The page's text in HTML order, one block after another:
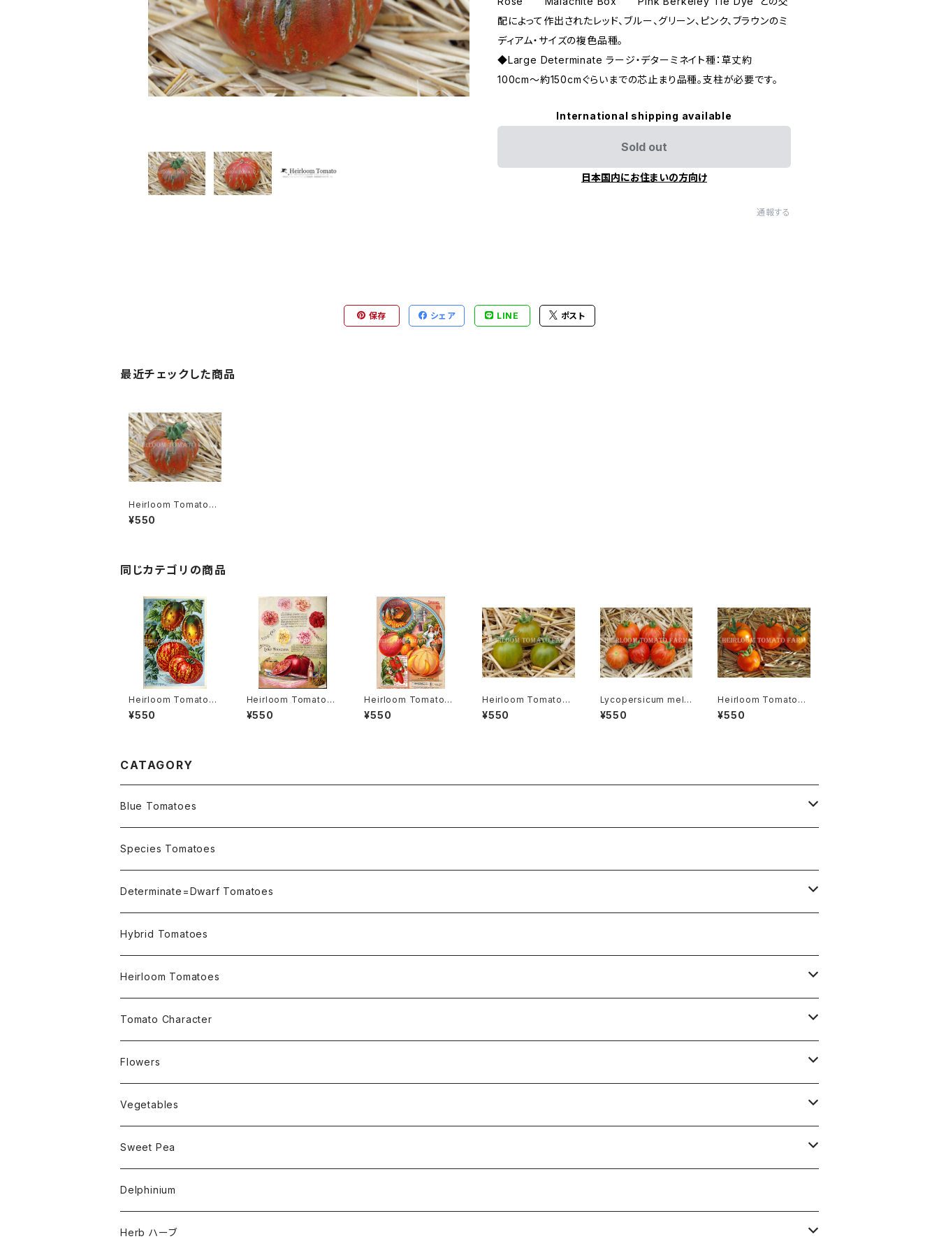
配によって作出されたレッド、ブルー、グリーン、ピンク、ブラウンのミ
ディアム・サイズの複色品種。
◆Large Determinate ラージ・デターミネイト種：草丈約
100cm〜約150cmぐらいまでの芯止まり品種。支柱が必要です。
International shipping available
Sold out
日本国内にお住まいの方向け
通報する
保存 シェア LINE ポスト
最近チェックした商品
Heirloom Tomato®
Uptown Funk エアル
ーム・トマト・アップタウ
¥550
同じカテゴリの商品
Heirloom Tomato®
Diadem エアルーム・ト
マト・ダイアデム
¥550
Heirloom Tomato®
Bond's Early Minne
sota エアルーム・トマ
¥550
Heirloom Tomato®
Sumatra Fig エアルー
ム・トマト・スマトラ・フィ
¥550
Heirloom Tomato®
Gru Vee エアルーム・
トマト・グルー・ビーGR-
¥550
Lycopersicum mela
nocarpa リコペルシコ
ン・ メラノカルパ Speci
¥550
Heirloom Tomato®
AAA Sweet エアルー
ム・トマト・AAA・スイー
¥550
CATAGORY
Blue Tomatoes
OSU INDIGO Series
Not OSU Blue Tomatoes
Species Tomatoes
Determinate=Dwarf Tomatoes
Micro Determinate 10cm~30cm
Small Determinate 30cm~50cm
Medium Determinate 50~100cm
Large Determinate 100~150cm
Semi Indeterminate ~150cm
Hybrid Tomatoes
Heirloom Tomatoes
Amber Heirloom Tomatoes
Bi-Color Heirloom Tomatoes
Black Heirloom Tomatoes
Colorful Heirloom Tomatoes
Crimson Heirloom Tomatoes
Golden Heirloom Tomato
Tomato Character
Culinary Uses
For Canning
For Dry
Disease Resistance
Alternaria Blight
Alternaria Stem Canker
Disorders Resitance
Cold 耐寒性
Cracking 裂果
Flesh or Inside
Beefsteak Flesh
Fruits Shape
Flowers
Nasturtium・ナスターチウム
Vegetables
Amaranthus・アマランサス
Artichoke・アーチチョーク
Asparagus・アスパラガス
Sweet Pea
Dwarf・ドワーフ
Cherub・チュルブ
Early・アーリー品種
Delphinium
Herb ハーブ